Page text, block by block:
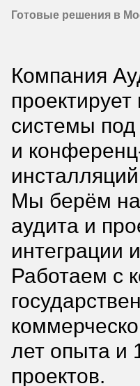
Готовые решения в
Компания
системы под
и
Мы берём на
аудита и
интеграции
Работаем с
лет опыта и
проектов.